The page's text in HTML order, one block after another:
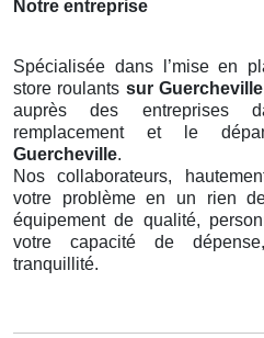
Notre entreprise
Spécialisée dans l’mise en
store roulants sur Guercheville
auprès des entreprises
remplacement et le
Guercheville.
Nos collaborateurs,
votre problème en un rien
équipement de qualité,
votre capacité de
tranquillité.